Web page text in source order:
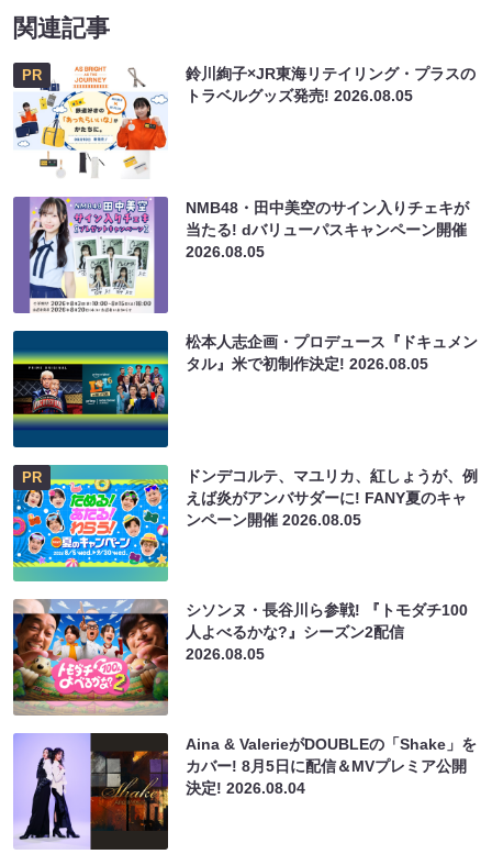
関連記事
PR
鈴川絢子×JR東海リテイリング・プラスの
トラベルグッズ発売!2026.08.05
NMB48・田中美空のサイン入りチェキが
当たる! dバリューパスキャンペーン開催
2026.08.05
松本人志企画・プロデュース『ドキュメン
タル』米で初制作決定!2026.08.05
PR
ドンデコルテ、マユリカ、紅しょうが、例
えば炎がアンバサダーに! FANY夏のキャ
ンペーン開催2026.08.05
シソンヌ・長谷川ら参戦! 『トモダチ100
人よべるかな?』シーズン2配信
2026.08.05
Aina & ValerieがDOUBLEの「Shake」を
カバー! 8月5日に配信＆MVプレミア公開
決定!2026.08.04